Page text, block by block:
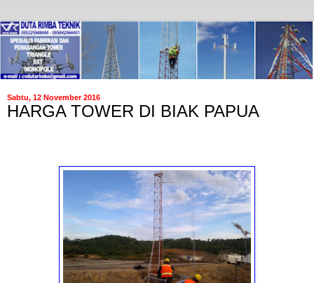
Sabtu, 12 November 2016
HARGA TOWER DI BIAK PAPUA